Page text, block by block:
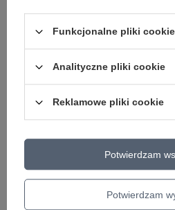
Parametry bezpieczeństwa
Może potrzebujesz
Mooer Ninety Orange,
294,48 zł
Funkcjonalne pliki
Analityczne pliki cookie
Reklamowe pliki cookie
Potwierdzam
Potwierdzam